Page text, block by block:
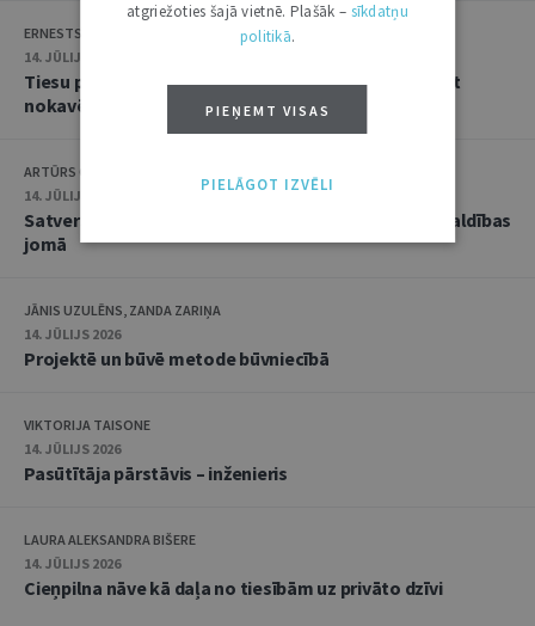
ERNESTS GRABUSTS
14. JŪLIJS 2026
Tiesu prakse lietās par iestādes atteikumu atjaunot
nokavēto procesuālo termiņu
ARTŪRS CAICS, RĒZIJA GAUJERE
14. JŪLIJS 2026
Satversmes tiesas jaunākā judikatūra trokšņa pārvaldības
jomā
JĀNIS UZULĒNS, ZANDA ZARIŅA
14. JŪLIJS 2026
Projektē un būvē metode būvniecībā
VIKTORIJA TAISONE
14. JŪLIJS 2026
Pasūtītāja pārstāvis – inženieris
LAURA ALEKSANDRA BIŠERE
14. JŪLIJS 2026
Cieņpilna nāve kā daļa no tiesībām uz privāto dzīvi
atgriežoties šajā vietnē. Plašāk – sīkdatņu
politikā.
PIEŅEMT VISAS
PIELĀGOT IZVĒLI